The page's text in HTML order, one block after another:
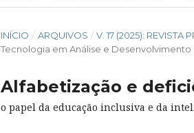
INÍCIO / ARQUIVOS / V. 17 (2025): REVISTA
Tecnologia em Análise e Desenvolvimento
Alfabetização e
o papel da educação inclusiva e da